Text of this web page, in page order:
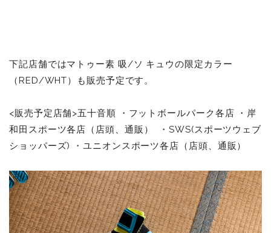
下記店舗ではマトゥー素 吸/ソ キュウの限定カラー
（RED/WHT）も販売予定です。
<販売予定店舗>五十音順 ・フットボールパーク各店 ・岸
和田スポーツ各店（店頭、通販） ・SWS(スポーツウェブ
ショッパーズ) ・ユニオンスポーツ各店（店頭、通販）